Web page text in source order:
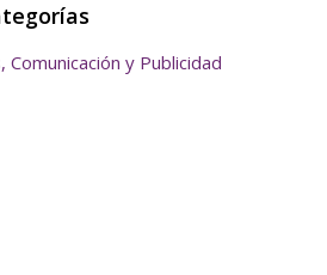
y Publicidad